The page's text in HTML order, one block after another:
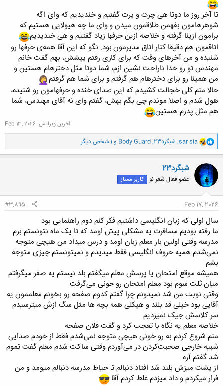
تا آخر روز ما دوتا هی چرت و پرت گفتیم و خندیدیم که وای اگه
شوهرهامون بفهمن طلاقمون میدن و وای ما چه هیولایی هستیم که
برامون ازینا گرفته و خلاصه ازین حرفها زیاد گفتیم و هی خندیدیم
اتاقمون هم دقیقا کنار اتاق مدیرمون بود. نگو که این آقا همه‌ی حرفها رو
شنیده و من آخرهای وقت که برای کاری رفتم پیشش، بهم گفت خانم
مهندس تو رو خدا ناراحت نشین ازم، شما دوتا مثل دخترهام هستین و
من همینا رو برای دخترهام هم گرفتم و برای شما هم گرفتم
حالا منم کلی خجالت کشیدم که این صدای خنده و حرفهامون رو شنیده،
هول شدم و اصلا موندم چی بگم بهش، گفتم وای نه آقای مهندس، شما
هم مثل پدرم هستین
آخرین ویرایش: Feb 13, 2026
و
ا
ک
ن
ش
ه
:
sar sia
, شبگرد23 ,
Body Guard و 1 شخص دیگر
شبگرد23
عضو فعال شعر نو کاربر ممتاز
Feb 17, 2026
#3,895
سال اولی که زبان انگلیسی داشتیم فکر کنم دوم راهنمایی بود
ما رفته بودیم مسافرت یه مشکلی پیش اومد که تا یک ماه نتونستم برم
مدرسه وقتی اولین بار معلم زبان اومد و درس میداد من هیچی متوجه
نمی‌شدم همیه حروف انگلیسی فقط میدیدم و نمیتونستم چیزی متوجه
بشم
همیشه موقع امتحان یا پرسش معلم میگفتم بلد نیستم یه صفر میگرفتم
میان ثلت سوم بود معلم امتحان رو خونی می‌گرفت
وقتی نوبت من شد نمیدونم چرا گفتم کدوم صفحه رو بخونم معلممون یه
آقایی بود خیلی قد بلند و هیکلی همه بچه ها مثل سگ ازش میترسیدم
سر کلاسش جیک نمیزدیم
خلاصه معلم یه نگاه با تعجب کرد و گفت فلان صفحه
منم شروع کردم به رو خونی هیچی متوجه نمی‌شدم فقط از خودم صدایی
شبیه خارجی صحبت‌کردن در می‌آوردم وقتی ساکت شدم معلم گفت تموم
شد گفتم آره
از پشت میزش بلند شد افتاد دنبالم تا حیاط مدرسه دنبالم میومد و من
فرار میکردم و داد میزدم غلط کردم آقا